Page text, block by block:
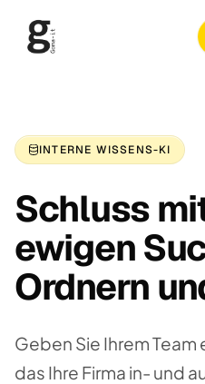
INTERNE WISSENS-KI
Schluss
ewigen
Ordnern
Geben Sie Ihrem Team
das Ihre Firma in- und